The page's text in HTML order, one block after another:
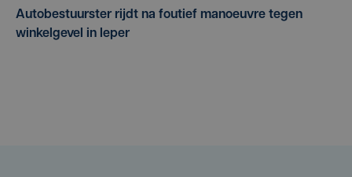
Autobestuurster rijdt na foutief manoeuvre tegen
winkelgevel in Ieper